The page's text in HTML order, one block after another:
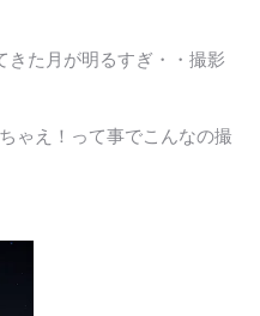
きた月が明るすぎ・・撮影
ゃえ！って事でこんなの撮